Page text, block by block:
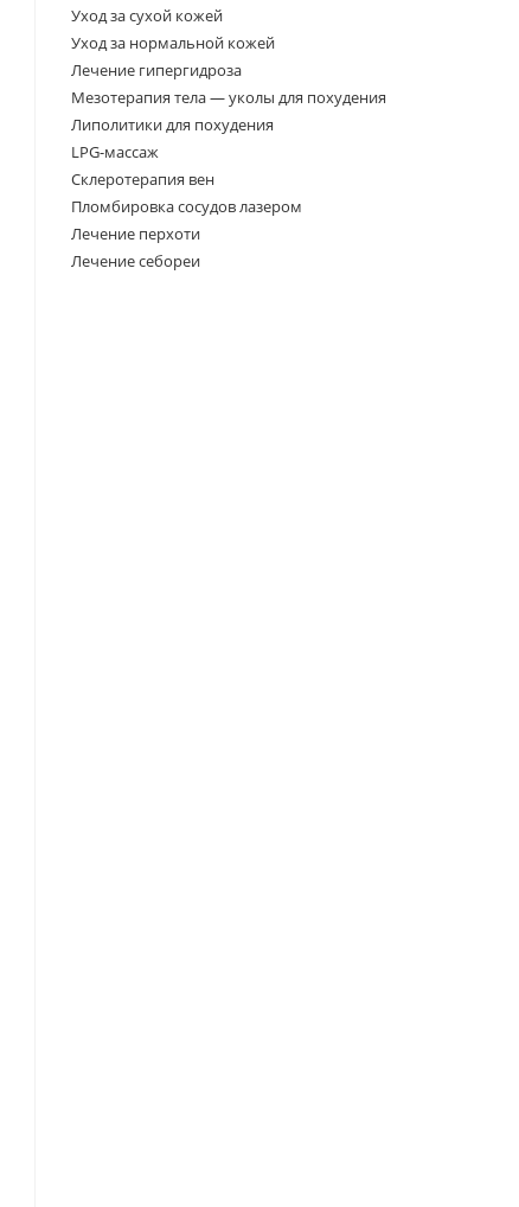
Уход за сухой кожей
Уход за нормальной кожей
Лечение гипергидроза
Мезотерапия тела — уколы для похудения
Липолитики для похудения
LPG-массаж
Склеротерапия вен
Пломбировка сосудов лазером
Лечение перхоти
Лечение себореи